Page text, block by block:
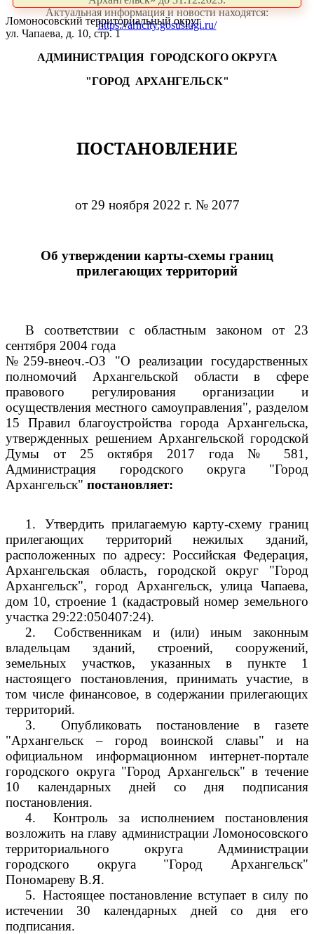
Актуальная информация и новости находятся:
https://arhcity.gosuslugi.ru/
Ломоносовский территориальный округ
ул. Чапаева, д. 10, стр. 1
АДМИНИСТРАЦИЯ ГОРОДСКОГО ОКРУГА
"ГОРОД АРХАНГЕЛЬСК"
ПОСТАНОВЛЕНИЕ
от 29 ноября 2022 г. № 2077
Об утверждении карты-схемы границ
прилегающих территорий
В соответствии с областным законом от 23
сентября 2004 года
№259-внеоч.-ОЗ "О реализации государственных
полномочий Архангельской области в сфере
правового регулирования организации и
осуществления местного самоуправления", разделом
15 Правил благоустройства города Архангельска,
утвержденных решением Архангельской городской
Думы от 25 октября 2017 года № 581,
Администрация городского округа "Город
Архангельск" постановляет:
1.
Утвердить прилагаемую карту-схему границ
прилегающих территорий нежилых зданий,
расположенных по адресу: Российская Федерация,
Архангельская область, городской округ "Город
Архангельск", город Архангельск, улица Чапаева,
дом 10, строение 1 (кадастровый номер земельного
участка 29:22:050407:24).
2.
Собственникам и (или) иным законным
владельцам зданий, строений, сооружений,
земельных участков, указанных в пункте 1
настоящего постановления, принимать участие, в
том числе финансовое, в содержании прилегающих
территорий.
3.
Опубликовать постановление в газете
"Архангельск – город воинской славы" и на
официальном информационном интернет-портале
городского округа "Город Архангельск" в течение
10 календарных дней со дня подписания
постановления.
4.
Контроль за исполнением постановления
возложить на главу администрации Ломоносовского
территориального округа Администрации
городского округа "Город Архангельск"
Пономареву В.Я.
5. Настоящее постановление вступает в силу по
истечении 30 календарных дней со дня его
подписания.